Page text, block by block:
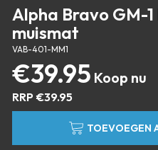
Alpha Bravo GM-
muismat
VAB-401-MM1
€39.95
RRP €39.95
TOEVOEGEN